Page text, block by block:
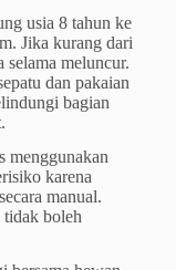
usia 8 tahun ke
Jika kurang dari
selama meluncur.
dan pakaian
bagian
menggunakan
karena
manual.
tidak boleh